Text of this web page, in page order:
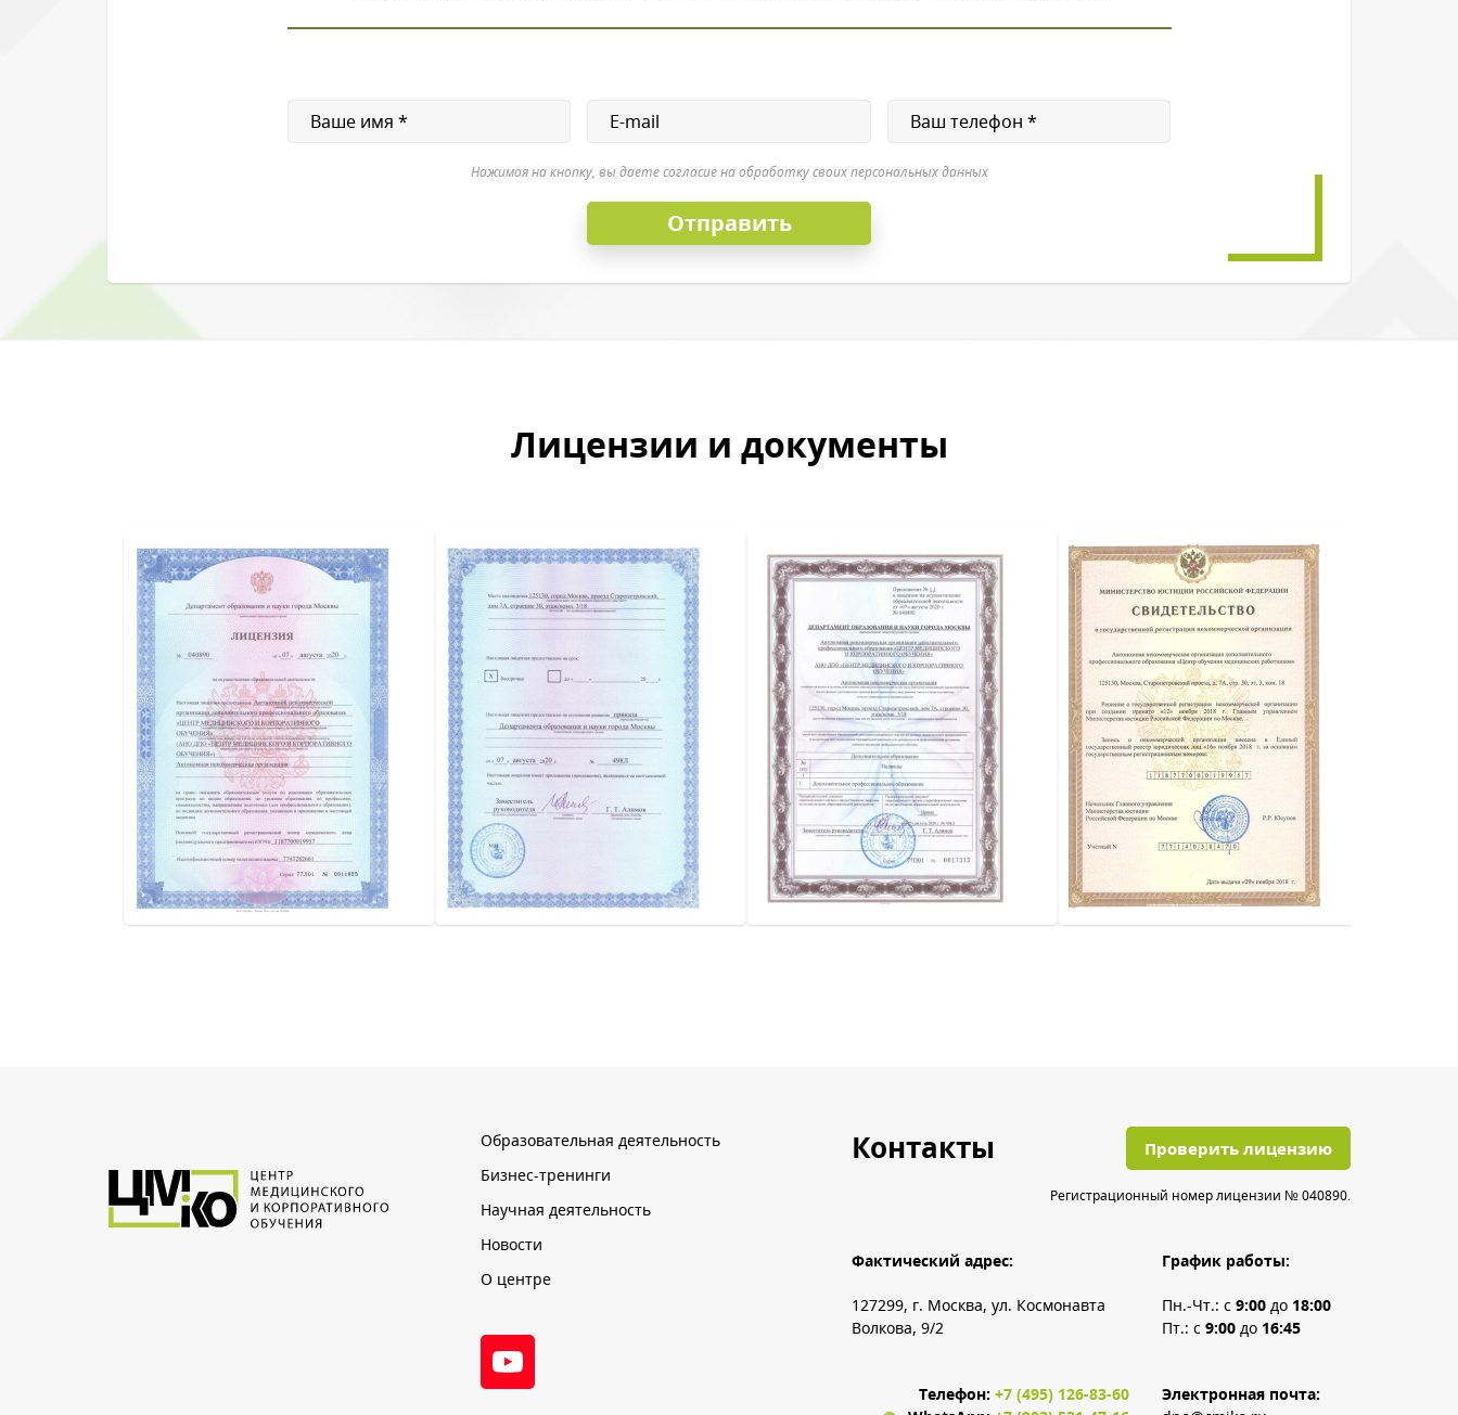
Нажимая на кнопку, вы даете согласие на обработку своих персональных данных
Лицензии и документы
Образовательная деятельность
Бизнес-тренинги
Научная деятельность
Новости
О центре
Контакты Проверить лицензию
Регистрационный номер лицензии № 040890.
Фактический адрес:
127299, г. Москва, ул. Космонавта
Волкова, 9/2
График работы:
Пн.-Чт.: с 9:00до 18:00
Пт.: с 9:00до 16:45
Телефон: +7 (495) 126-83-60
Электронная почта: